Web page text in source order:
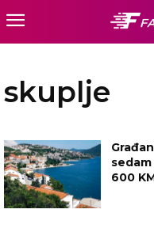
skuplje
600